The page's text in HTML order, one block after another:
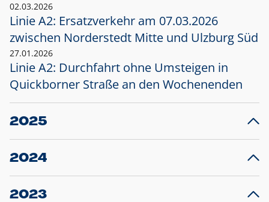
02.03.2026
Linie A2: Ersatzverkehr am 07.03.2026
zwischen Norderstedt Mitte und Ulzburg Süd
27.01.2026
Linie A2: Durchfahrt ohne Umsteigen in
Quickborner Straße an den Wochenenden
2025
23.12.2025
Projekt S5: Start der Bauarbeiten am
2024
10.12.2024
Großprojekt S5: Sperrung der Bahnstraße in
2023